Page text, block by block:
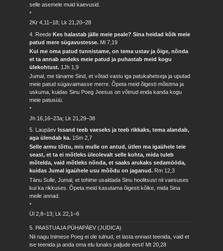
selle asemele muid kaevusid.
*
2Kr 4,11–18; Lk 21,20–28
4. ReedeKes halastab jälle meie peale? Sina heidad kõik meie
patud mere sügavustesse. Mi 7,19
Kui me oma patud tunnistame, on tema ustav ja õige, nõnda
et ta annab andeks meie patud ja puhastab meid kogu
ülekohtust. 1Jh 1,9
Jumal, me täname Sind, et võtad vastu iga patukahetseja ja uputad
meie patud sügavaimasse merre. Õpeta meid õigesti mõistma ja
uskuma, kuidas Sinu Poeg Jeesus on võtnud enda kanda kogu
meie patusüü.
*
Jh 16,16–23a; Lk 21,29–38
5. Laupäev Issand teeb vaeseks ja teeb rikkaks, tema alandab,
aga ülendab ka. 1Sm 2,7
Selle armu tõttu, mis mulle on antud, ütlen ma igaühele teie
seast, et ta ei mõtleks üleolevalt selle kohta, mida tuleb
mõtelda, vaid mõtleks nõnda, et saaks arukaks sedamööda,
kuidas Jumal igaühele usu mõõdu on jaganud. Rm 12,3
Tänu Sulle, Jumal, et tohime usaldada Sinu hoolitsust nii vaesuses
kui ka rikkuses. Õpeta meid kasutama õigesti kõike, mida Sina
meile annad.
*
Ül 2,8–13; Lk 22,1–6
5. PAASTUAJA PÜHAPÄEV (JUDICA)
Nii nagu Inimese Poeg ei ole tulnud, et lasta ennast teenida, vaid et
ise teenida ja anda oma elu lunaks paljude eest! Mt 20,28